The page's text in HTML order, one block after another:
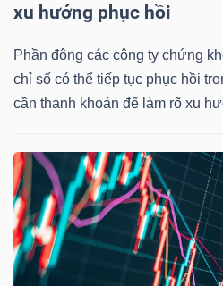
xu hướng phục hồi
Phần đông các công ty chứng
chỉ số có thể tiếp tục phục hồi
cần thanh khoản để làm rõ xu
THÔNG
BẤT
ĐỘNG